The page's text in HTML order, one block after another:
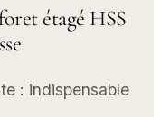
étagé HSS
: indispensable